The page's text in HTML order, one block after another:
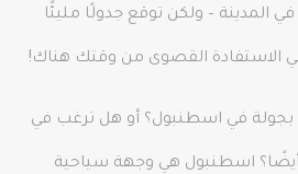
المدينة – ولكن توقع جدولًا مليئًا
في الاستفادة القصوى من وقتك هناك!
بجولة في اسطنبول؟ أو هل ترغب في
أيضًا؟ اسطنبول هي وجهة سياحية